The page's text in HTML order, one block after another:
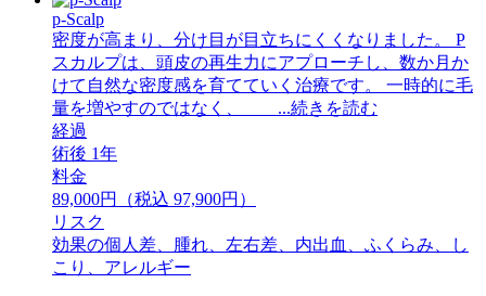
p-Scalp
密度が高まり、分け目が目立ちにくくなりました。 P
スカルプは、頭皮の再生力にアプローチし、数か月か
けて自然な密度感を育てていく治療です。 一時的に毛
量を増やすのではなく、 ...続きを読む
経過
術後 1年
料金
89,000円（税込 97,900円）
リスク
効果の個人差、腫れ、左右差、内出血、ふくらみ、し
こり、アレルギー